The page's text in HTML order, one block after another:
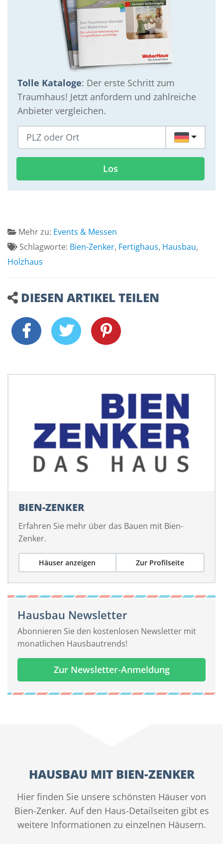
Tolle Kataloge: Der erste Schritt zum
Traumhaus! Jetzt anfordern und zahlreiche
Anbieter vergleichen.
DE
Los
Mehr zu: Events & Messen
Schlagworte: Bien-Zenker, Fertighaus, Hausbau,
Holzhaus
DIESEN ARTIKEL TEILEN
BIEN-ZENKER
Erfahren Sie mehr über das Bauen mit Bien-
Zenker.
Häuser anzeigen Zur Profilseite
Hausbau Newsletter
Abonnieren Sie den kostenlosen Newsletter mit
monatlichen Hausbautrends!
Zur Newsletter-Anmeldung
HAUSBAU MIT BIEN-ZENKER
Hier finden Sie unsere schönsten Häuser von
Bien-Zenker. Auf den Haus-Detailseiten gibt es
weitere Informationen zu einzelnen Häusern.